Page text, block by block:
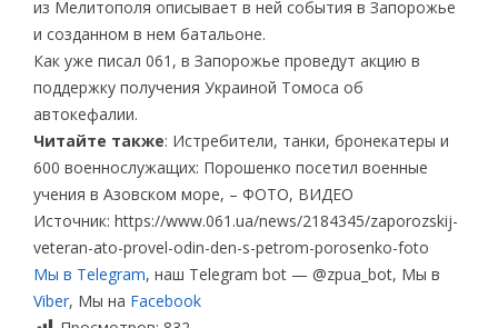
из Мелитополя описывает в ней события в Запорожье
и созданном в нем батальоне.
Как уже писал 061, в Запорожье проведут акцию в
поддержку получения Украиной Томоса об
автокефалии.
Читайте также: Истребители, танки, бронекатеры и
600 военнослужащих: Порошенко посетил военные
учения в Азовском море, – ФОТО, ВИДЕО
Источник: https://www.061.ua/news/2184345/zaporozskij-
veteran-ato-provel-odin-den-s-petrom-porosenko-foto
Мы в Telegram, наш Telegram bot — @zpua_bot, Мы в
Viber, Мы на Facebook